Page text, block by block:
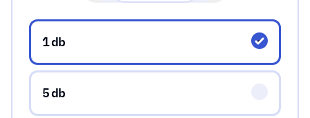
Válassz mennyiséget!
1 db
5 db